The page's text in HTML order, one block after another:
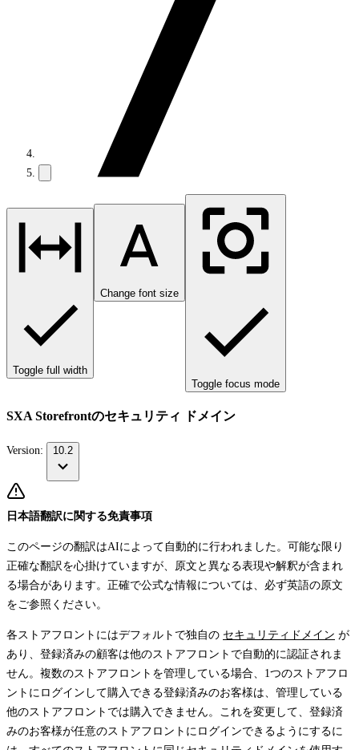
Toggle full width
Change font size
Toggle focus mode
SXA Storefrontのセキュリティ ドメイン
Version: 10.2
日本語翻訳に関する免責事項
このページの翻訳はAIによって自動的に行われました。可能な限り
正確な翻訳を心掛けていますが、原文と異なる表現や解釈が含まれ
る場合があります。正確で公式な情報については、必ず英語の原文
をご参照ください。
各ストアフロントにはデフォルトで独自の セキュリティドメイン が
あり、登録済みの顧客は他のストアフロントで自動的に認証されま
せん。複数のストアフロントを管理している場合、1つのストアフロ
ントにログインして購入できる登録済みのお客様は、管理している
他のストアフロントでは購入できません。これを変更して、登録済
みのお客様が任意のストアフロントにログインできるようにするに